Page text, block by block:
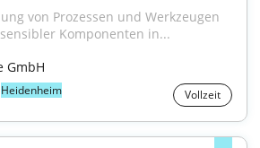
von Prozessen und Werkzeugen
Komponenten in...
GmbH
Heidenheim Vollzeit